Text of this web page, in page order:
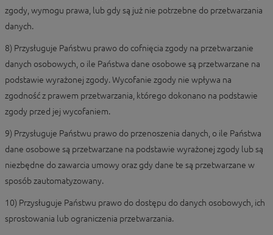
zgody, wymogu prawa, lub gdy są już nie potrzebne do przetwarzania
danych.
8) Przysługuje Państwu prawo do cofnięcia zgody na przetwarzanie
danych osobowych, o ile Państwa dane osobowe są przetwarzane na
podstawie wyrażonej zgody. Wycofanie zgody nie wpływa na
zgodność z prawem przetwarzania, którego dokonano na podstawie
zgody przed jej wycofaniem.
9) Przysługuje Państwu prawo do przenoszenia danych, o ile Państwa
dane osobowe są przetwarzane na podstawie wyrażonej zgody lub są
niezbędne do zawarcia umowy oraz gdy dane te są przetwarzane w
sposób zautomatyzowany.
10) Przysługuje Państwu prawo do dostępu do danych osobowych, ich
sprostowania lub ograniczenia przetwarzania.